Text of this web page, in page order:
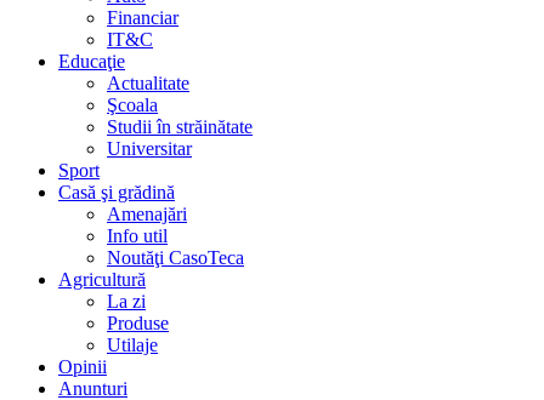
Financiar
IT&C
Educaţie
Actualitate
Şcoala
Studii în străinătate
Universitar
Sport
Casă şi grădină
Amenajări
Info util
Noutăţi CasoTeca
Agricultură
La zi
Produse
Utilaje
Opinii
Anunturi